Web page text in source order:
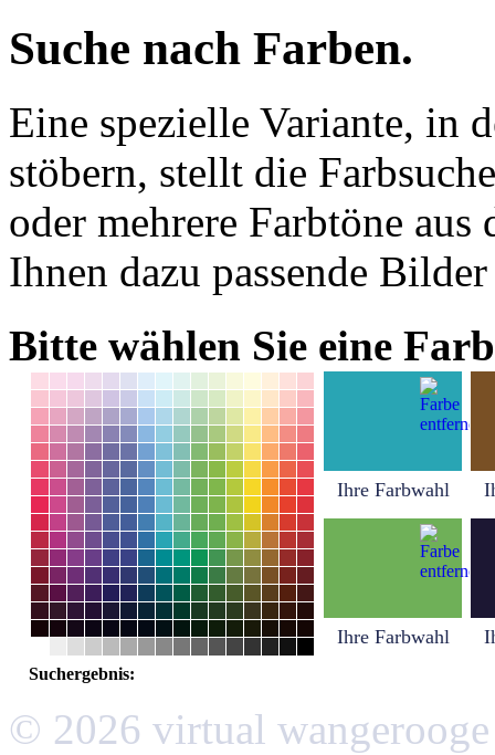
Suche nach Farben.
Eine spezielle Variante, in
stöbern, stellt die
oder mehrere Farbtöne
Ihnen dazu passende
Bitte wählen Sie eine
Ihre Farbwahl
Ihre Farbwahl
Suchergebnis:
© 2026 virtual wangerooge